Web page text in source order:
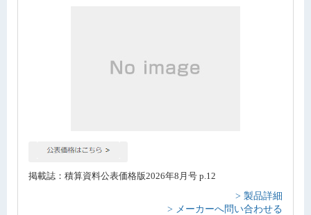
掲載誌：積算資料公表価格版2026年8月号 p.12
> 製品詳細
> メーカーへ問い合わせる